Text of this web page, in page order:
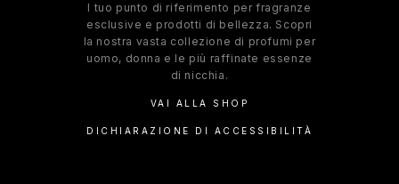
l tuo punto di riferimento per fragranze
esclusive e prodotti di bellezza. Scopri
la nostra vasta collezione di profumi per
uomo, donna e le più raffinate essenze
di nicchia.
VAI ALLA SHOP
DICHIARAZIONE DI ACCESSIBILITÀ